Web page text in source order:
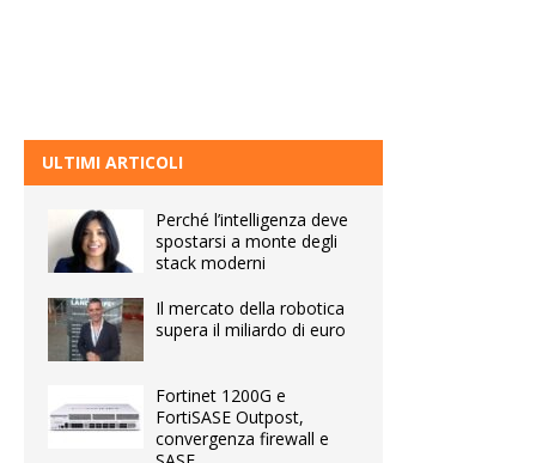
ULTIMI ARTICOLI
Perché l’intelligenza deve
spostarsi a monte degli
stack moderni
Il mercato della robotica
supera il miliardo di euro
Fortinet 1200G e
FortiSASE Outpost,
convergenza firewall e